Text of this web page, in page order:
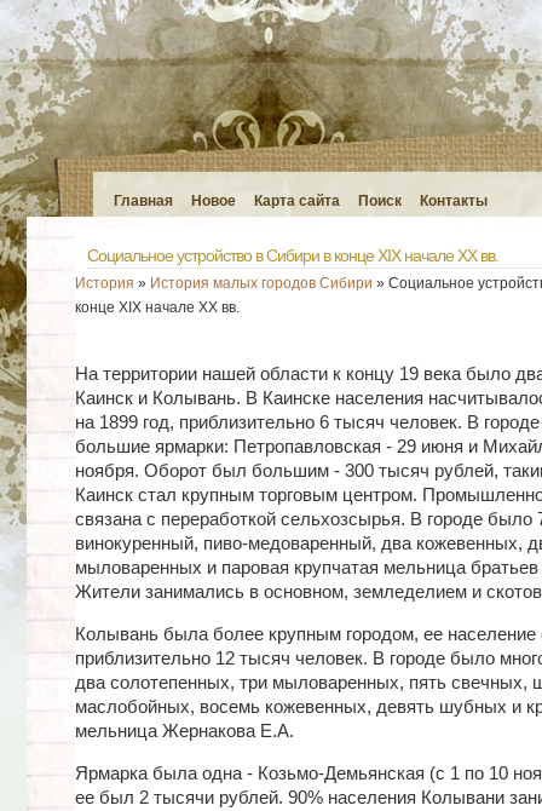
Главная Новое Карта сайта Поиск Контакты
Социальное устройство в Сибири в конце XIX начале ХХ вв.
История » История малых городов Сибири » Социальное
конце XIX начале ХХ вв.
На территории нашей области к концу 19 века было
Каинск и Колывань. В Каинске населения
на 1899 год, приблизительно 6 тысяч человек. В
большие ярмарки: Петропавловская - 29 июня и
ноября. Оборот был большим - 300 тысяч рублей,
Каинск стал крупным торговым центром.
связана с переработкой сельхозсырья. В городе было
винокуренный, пиво-медоваренный, два кожевенных,
мыловаренных и паровая крупчатая мельница
Жители занимались в основном, земледелием и
Колывань была более крупным городом, ее население
приблизительно 12 тысяч человек. В городе было
два солотепенных, три мыловаренных, пять свечных,
маслобойных, восемь кожевенных, девять шубных и
мельница Жернакова Е.А.
Ярмарка была одна - Козьмо-Демьянская (с 1 по 10
ее был 2 тысячи рублей. 90% населения Колывани